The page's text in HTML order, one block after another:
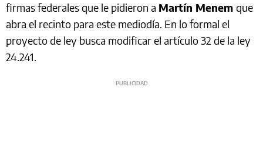
firmas federales que le pidieron a Martín Menem que
abra el recinto para este mediodía. En lo formal el
proyecto de ley busca modificar el artículo 32 de la ley
24.241.